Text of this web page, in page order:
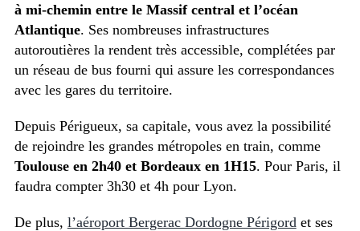
à mi-chemin entre le Massif central et l’océan
Atlantique. Ses nombreuses infrastructures
autoroutières la rendent très accessible, complétées par
un réseau de bus fourni qui assure les correspondances
avec les gares du territoire.
Depuis Périgueux, sa capitale, vous avez la possibilité
de rejoindre les grandes métropoles en train, comme
Toulouse en 2h40 et Bordeaux en 1H15. Pour Paris, il
faudra compter 3h30 et 4h pour Lyon.
De plus, l’aéroport Bergerac Dordogne Périgord et ses